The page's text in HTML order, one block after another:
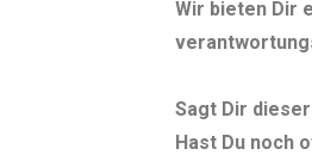
Wir bieten Dir
Sagt Dir
Hast Du noch